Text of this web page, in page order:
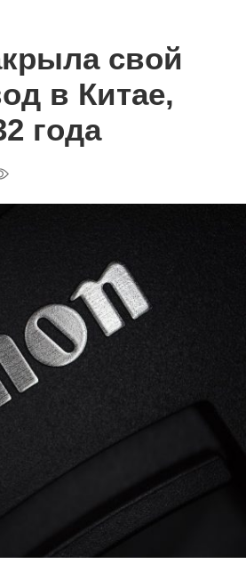
свой
в Китае,
года